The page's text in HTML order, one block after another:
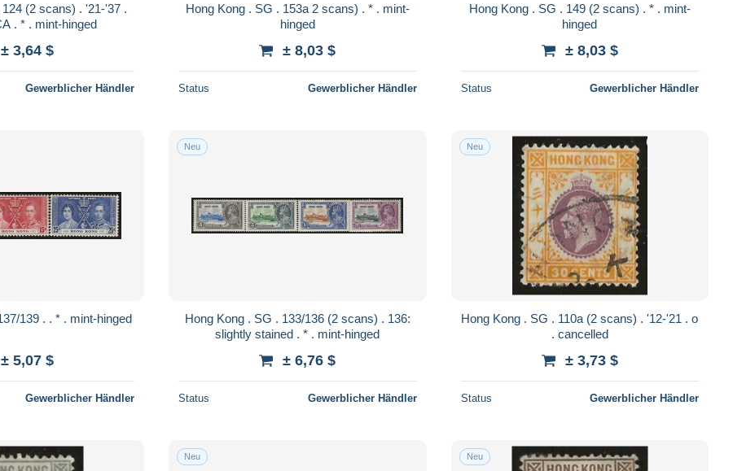
mult script CA . * . mint-hinged
± 3,64 $
Gewerblicher Händler
Hong Kong . SG . 153a 2 scans) . * . mint-
hinged
± 8,03 $
Status Gewerblicher Händler
Hong Kong . SG . 149 (2 scans) . * . mint-
hinged
± 8,03 $
Status Gewerblicher Händler
Hong Kong . SG . 137/139 . . * . mint-hinged
± 5,07 $
Gewerblicher Händler
Neu
Hong Kong . SG . 133/136 (2 scans) . 136:
slightly stained . * . mint-hinged
± 6,76 $
Status Gewerblicher Händler
Neu
Hong Kong . SG . 110a (2 scans) . '12-'21 . o
. cancelled
± 3,73 $
Status Gewerblicher Händler
Neu Neu